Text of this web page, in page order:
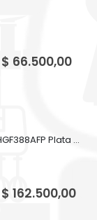
$ 66.500,00
Heladera con freezer Gafa HGF388AFP Plata 374lts
$ 162.500,00